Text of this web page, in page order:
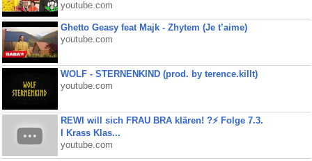
youtube.com
Ghetto Geasy feat Majk - Zhytem (Je t’aime)
youtube.com
WOLF - STERNENKIND (prod. by terence.killt)
youtube.com
REWI will sich FRAU BRA klären! ?⚡️ Folge 7.3.
I Krass Klas...
youtube.com